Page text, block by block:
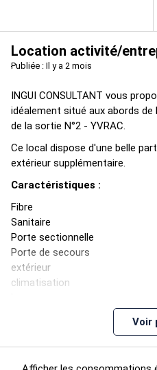
Location activité/
Publiée : Il y a 2 mois
INGUI CONSULTANT vous
idéalement situé aux abords de
de la sortie N°2 - YVRAC.
Ce local dispose d'une belle
extérieur supplémentaire.
Caractéristiques :
Fibre
Sanitaire
Porte sectionnelle
Porte de secours
extérieur
climatisation
Mezzanine
Accès PL
Voir